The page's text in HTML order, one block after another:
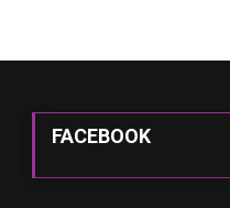
FACEBOOK